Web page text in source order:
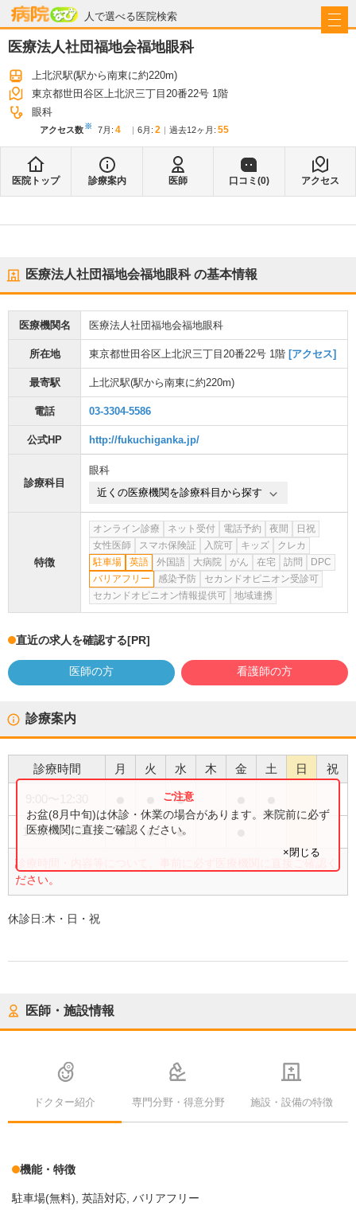
人で選べる医院検索
病院なび
医療法人社団福地会福地眼科
上北沢駅(駅から南東に約220m)
東京都世田谷区上北沢三丁目20番22号 1階
眼科
アクセス数※ 7月 : 4 6月 : 2 過去12ヶ月: 55
医院トップ 診療案内 医師 口コミ(0) アクセス
医療法人社団福地会福地眼科の基本情報
医療機関名 医療法人社団福地会福地眼科
所在地 東京都世田谷区上北沢三丁目20番22号 1階 [アクセス]
最寄駅 上北沢駅(駅から南東に約220m)
電話 03-3304-5586
公式HP http://fukuchiganka.jp/
診療科目
眼科
近くの医療機関を診療科目から探す
特徴
オンライン診療 ネット受付 電話予約 夜間
日祝
女性医師
スマホ保険証 入院可 キッズ
クレカ
駐車場
英語 外国語 大病院 がん 在宅 訪問
DPC
バリアフリー
感染予防
セカンドオピニオン受診可
セカンドオピニオン情報提供可
地域連携
直近の求人を確認する[PR]
医師の方 看護師の方
診療案内
診療時間 月 火 水 木 金 土 日 祝
●
14:30〜17:30 ● ● ●
診療時間・内容等について、事前に必ず医療機関に直接ご確認く
ださい。
お盆(8月中旬)は休診・休業の場合があります。来院前に必ず
医療機関に直接ご確認ください。
×閉じる
休診日:木・日・祝
医師・施設情報
ドクター紹介 専門分野・得意分野 施設・設備の特徴
機能・特徴
駐車場(無料) 英語対応 バリアフリー